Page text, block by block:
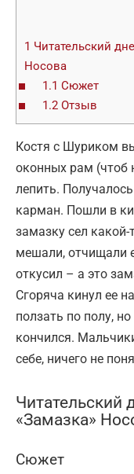
1 Читательский
Носова
1.1 Сюжет
1.2Отзыв
Костя с Шуриком
оконных рам (чтоб
лепить.
карман. Пошли в
замазку сел
мешали, отчищали
откусил – а это
Сгоряча кинул ее
ползать по полу,
кончился.
себе, ничего не
Читательский
«Замазка»
Сюжет